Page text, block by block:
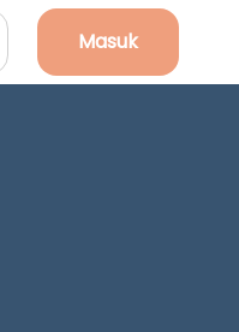
Masuk